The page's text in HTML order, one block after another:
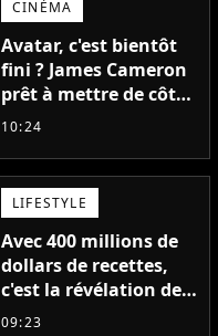
CINÉMA
Avatar, c'est bientôt
fini ? James Cameron
prêt à mettre de côté
sa saga de science-
de recettes
10:24
LIFESTYLE
Avec 400 millions de
dollars de recettes,
c'est la révélation de
2026 au cinéma : cette
09:23